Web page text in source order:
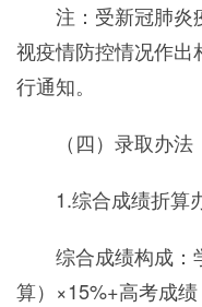
注：受新冠肺炎
视疫情防控情况作出
行通知。
（四）录取办法
1.综合成绩折算
综合成绩构成：
算）×15%+高考成绩